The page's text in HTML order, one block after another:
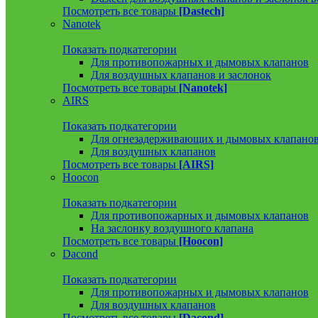
Посмотреть все товары [Dastech]
Nanotek
Показать подкатегории
Для противопожарных и дымовых клапанов
Для воздушных клапанов и заслонок
Посмотреть все товары [Nanotek]
AIRS
Показать подкатегории
Для огнезадерживающих и дымовых
Для воздушных клапанов
Посмотреть все товары [AIRS]
Hoocon
Показать подкатегории
Для противопожарных и дымовых клапанов
На заслонку воздушного клапана
Посмотреть все товары [Hoocon]
Dacond
Показать подкатегории
Для противопожарных и дымовых клапанов
Для воздушных клапанов